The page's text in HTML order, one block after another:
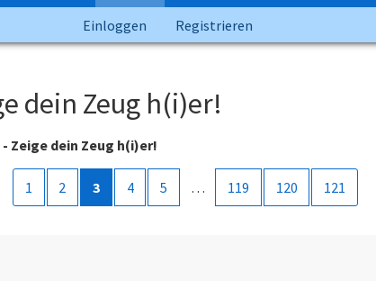
Einloggen
Registrieren
dein Zeug h(i)er!
Zeige dein Zeug h(i)er!
1 2 3 4 5 … 119 120 121